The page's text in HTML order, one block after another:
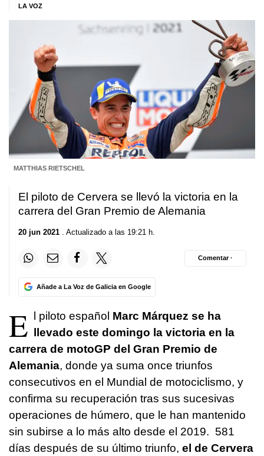
LA VOZ
MATTHIAS RIETSCHEL
El piloto de Cervera se llevó la victoria en la
carrera del Gran Premio de Alemania
20 jun 2021 . Actualizado a las 19:21 h.
Añade a La Voz de Galicia en Google
Comentar ·
E l piloto español Marc Márquez se ha
llevado este domingo la victoria en la
carrera de motoGP del Gran Premio de
Alemania, donde ya suma once triunfos
consecutivos en el Mundial de motociclismo, y
confirma su recuperación tras sus sucesivas
operaciones de húmero, que le han mantenido
sin subirse a lo más alto desde el 2019. 581
días después de su último triunfo, el de Cervera